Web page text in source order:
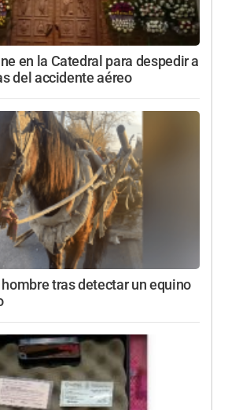
en la Catedral para despedir a
del accidente aéreo
tras detectar un equino